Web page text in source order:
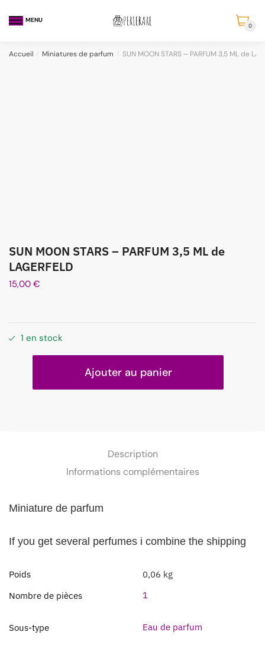
MENU
0
Accueil / Miniatures de parfum / SUN MOON STARS – PARFUM 3,5 ML de
SUN MOON STARS – PARFUM 3,5 ML de
LAGERFELD
15,00 €
1 en stock
Ajouter au panier
Description
Informations complémentaires
Miniature de parfum
If you get several perfumes i combine the shipping
Poids
0,06 kg
Nombre de pièces
1
Sous-type Eau de parfum